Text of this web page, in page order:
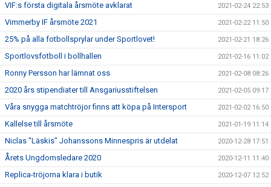
VIF:s första digitala årsmöte avklarat 2021-02-24 22:53
Vimmerby IF årsmöte 2021 2021-02-22 11:50
25% på alla fotbollsprylar under Sportlovet! 2021-02-21 18:26
Sportlovsfotboll i bollhallen 2021-02-16 11:02
Ronny Persson har lämnat oss 2021-02-08 08:26
2020 års stipendiater till Ansgariusstiftelsen 2021-02-05 09:17
Våra snygga matchtröjor finns att köpa på Intersport 2021-02-02 16:50
Kallelse till årsmöte 2021-01-19 11:14
Niclas "Läskis" Johanssons Minnespris är utdelat 2020-12-28 17:51
Årets Ungdomsledare 2020 2020-12-11 11:40
Replica-tröjorna klara i butik 2020-12-07 12:52